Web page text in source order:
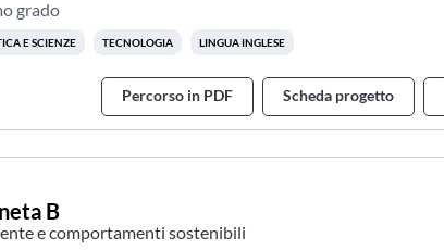
grado
E SCIENZE TECNOLOGIA LINGUA INGLESE
Percorso in PDF Scheda progetto
B
e comportamenti sostenibili